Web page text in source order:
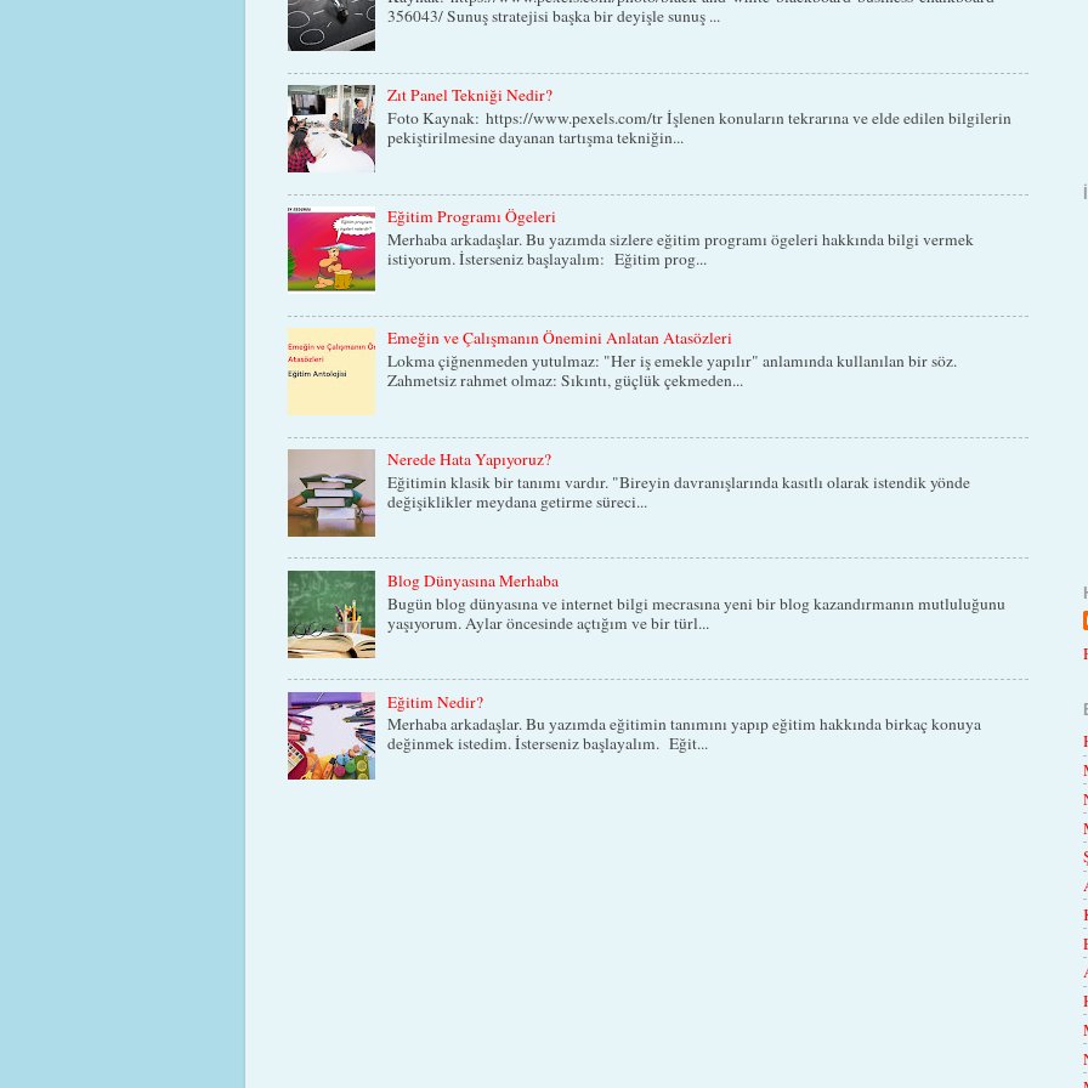
356043/ Sunuş stratejisi başka bir deyişle sunuş ...
Zıt Panel Tekniği Nedir?
Foto Kaynak: https://www.pexels.com/tr İşlenen konuların tekrarına ve elde edilen bilgilerin
pekiştirilmesine dayanan tartışma tekniğin...
Eğitim Programı Ögeleri
Merhaba arkadaşlar. Bu yazımda sizlere eğitim programı ögeleri hakkında bilgi vermek
istiyorum. İsterseniz başlayalım: Eğitim prog...
Emeğin ve Çalışmanın Önemini Anlatan Atasözleri
Lokma çiğnenmeden yutulmaz: "Her iş emekle yapılır" anlamında kullanılan bir söz.
Zahmetsiz rahmet olmaz: Sıkıntı, güçlük çekmeden...
Nerede Hata Yapıyoruz?
Eğitimin klasik bir tanımı vardır. "Bireyin davranışlarında kasıtlı olarak istendik yönde
değişiklikler meydana getirme süreci...
Blog Dünyasına Merhaba
Bugün blog dünyasına ve internet bilgi mecrasına yeni bir blog kazandırmanın mutluluğunu
yaşıyorum. Aylar öncesinde açtığım ve bir türl...
Eğitim Nedir?
Merhaba arkadaşlar. Bu yazımda eğitimin tanımını yapıp eğitim hakkında birkaç konuya
değinmek istedim. İsterseniz başlayalım. Eğit...